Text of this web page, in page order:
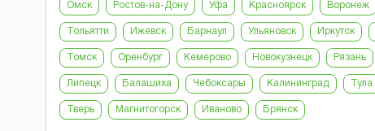
Омск Ростов-на-Дону Уфа Красноярск Воронеж
Тольятти Ижевск Барнаул Ульяновск Иркутск
Томск Оренбург Кемерово Новокузнецк Рязань
Липецк Балашиха Чебоксары Калининград Тула
Тверь Магнитогорск Иваново Брянск